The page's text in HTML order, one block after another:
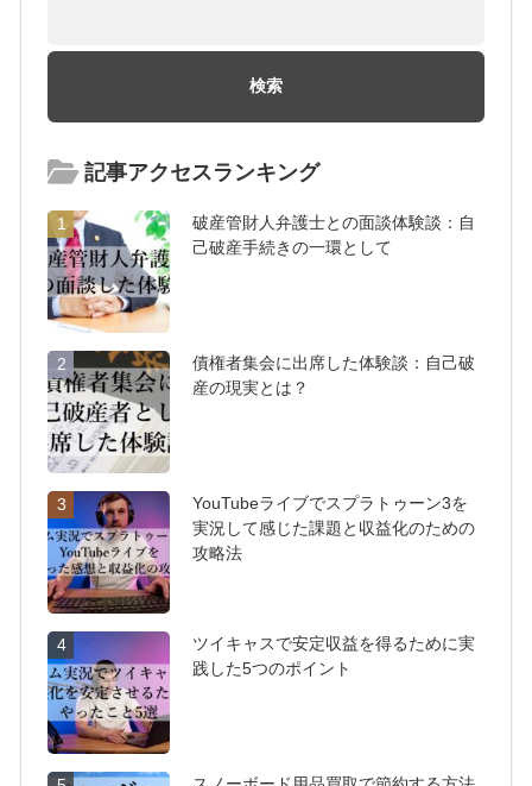
記事アクセスランキング
1
破産管財人弁護士との面談体験談：自
己破産手続きの一環として
2
債権者集会に出席した体験談：自己破
産の現実とは？
3
YouTubeライブでスプラトゥーン3を
実況して感じた課題と収益化のための
攻略法
4
ツイキャスで安定収益を得るために実
践した5つのポイント